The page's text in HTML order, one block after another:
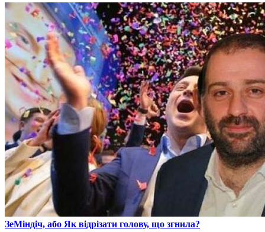
​ЗеМіндіч, або Як відрізати голову, що згнила?